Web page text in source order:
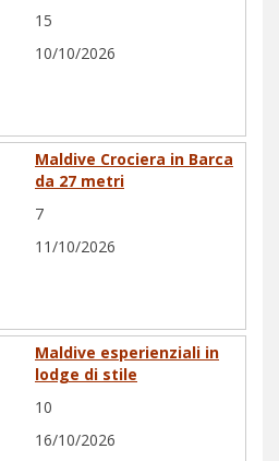
15
10/10/2026
Maldive Crociera in Barca
da 27 metri
7
11/10/2026
Maldive esperienziali in
lodge di stile
10
16/10/2026